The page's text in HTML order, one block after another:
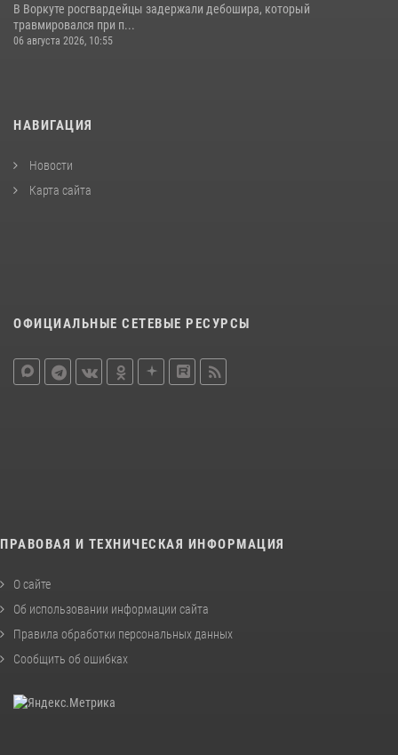
В Воркуте росгвардейцы задержали дебошира, который
травмировался при п...
06 августа 2026, 10:55
НАВИГАЦИЯ
Новости
Карта сайта
ОФИЦИАЛЬНЫЕ СЕТЕВЫЕ РЕСУРСЫ
ПРАВОВАЯ И ТЕХНИЧЕСКАЯ ИНФОРМАЦИЯ
О сайте
Об использовании информации сайта
Правила обработки персональных данных
Сообщить об ошибках